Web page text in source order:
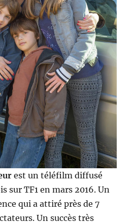
est un téléfilm diffusé
sur TF1 en mars 2016. Un
qui a attiré près de 7
Un succès très